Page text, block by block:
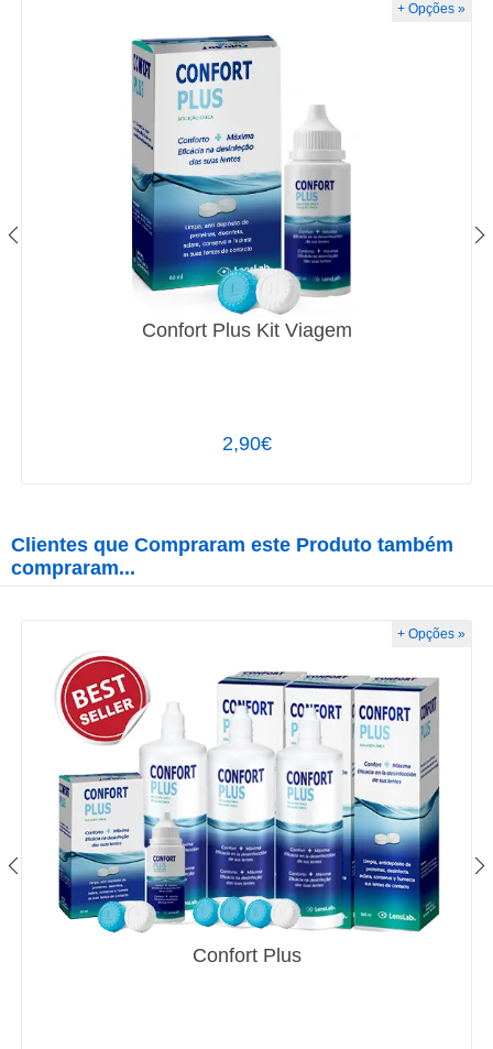
Confort Plus Kit Viagem
2,90€
+ Opções »
Clientes que Compraram este Produto também
compraram...
Confort Plus
+ Opções »